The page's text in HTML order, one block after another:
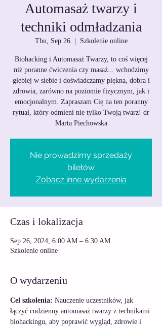
Automasaż twarzy i
techniki odmładzania
Thu, Sep 26
  |
Szkolenie online
Biohacking i Automasaż Twarzy, to coś więcej
niż poranne ćwiczenia czy masaż... wchodzimy
głębiej w siebie i doświadczamy piękna, dobra i
zdrowia, zarówno na poziomie fizycznym, jak i
emocjonalnym. Zapraszam Cię na ten poranny
rytuał, który odmieni nie tylko Twoją twarz! dr
Marta Piechowska
Nie prowadzimy sprzedaży
biletów
Zobacz inne wydarzenia
Czas i lokalizacja
Sep 26, 2024, 6:00 AM – 6:30 AM
Szkolenie online
O wydarzeniu
Cel szkolenia: Nauczenie uczestników, jak
łączyć codzienny automasaż twarzy z technikami
biohackingu, aby poprawić wygląd, zdrowie i